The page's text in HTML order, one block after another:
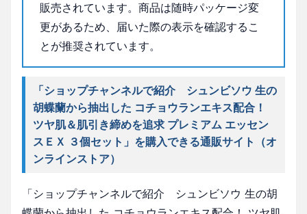
販売されています。商品は随時パッケージ変
更があるため、届いた際の表示を確認するこ
とが推奨されています。
「ショップチャンネルで紹介 シュンビソウ 生の
胡蝶蘭から抽出した コチョウランエキス配合！
ツヤ肌＆肌引き締めを追求 プレミアム エッセン
スＥＸ ３個セット」を購入できる通販サイト（オ
ンラインストア）
「ショップチャンネルで紹介 シュンビソウ 生の胡